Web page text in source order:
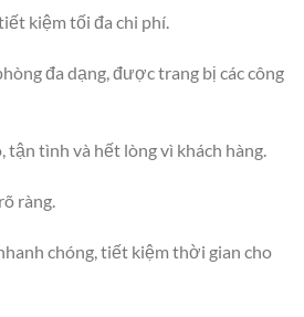
kiệm tối đa chi phí.
đa dạng, được trang bị các công
tận tình và hết lòng vì khách hàng.
ràng.
chóng, tiết kiệm thời gian cho